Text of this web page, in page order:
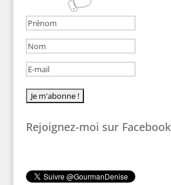
Rejoignez-moi sur Facebook